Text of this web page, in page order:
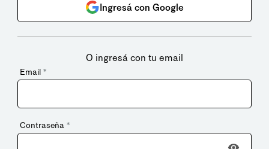
Ingresá con Google
O ingresá con tu email
Email *
Contraseña *